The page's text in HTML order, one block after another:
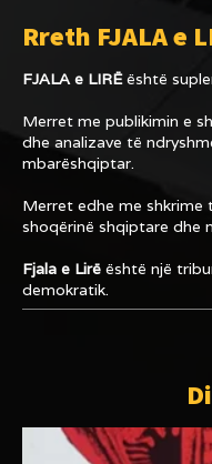
Rreth FJALA e
FJALA e LIRËështë
Merret me publikimin e
dhe analizave të
mbarëshqiptar.
Merret edhe me shkrime
shoqërinë shqiptare dhe
Fjala e Lirë është një
demokratik.